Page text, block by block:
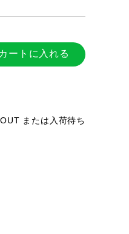
カートに入れる
または入荷待ち